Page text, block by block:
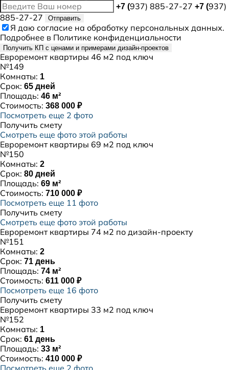
+7 (937) 885-27-27 +7 (937)
885-27-27
Отправить
Я даю согласие на обработку персональных данных.
Подробнее в Политике конфиденциальности
Получить КП с ценами и примерами дизайн-проектов
Евроремонт квартиры 46 м2 под ключ
№149
Комнаты: 1
Срок: 65 дней
Площадь: 46 м²
Стоимость: 368 000 ₽
Посмотреть еще 2 фото
Получить смету
Смотреть еще фото этой работы
Евроремонт квартиры 69 м2 под ключ
№150
Комнаты: 2
Срок: 80 дней
Площадь: 69 м²
Стоимость: 710 000 ₽
Посмотреть еще 11 фото
Получить смету
Смотреть еще фото этой работы
Евроремонт квартиры 74 м2 по дизайн-проекту
№151
Комнаты: 2
Срок: 71 день
Площадь: 74 м²
Стоимость: 611 000 ₽
Посмотреть еще 16 фото
Получить смету
Евроремонт квартиры 33 м2 под ключ
№152
Комнаты: 1
Срок: 61 день
Площадь: 33 м²
Стоимость: 410 000 ₽
Посмотреть еще 2 фото